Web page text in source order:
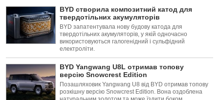
BYD створила композитний катод для
твердотільних акумуляторів
BYD запатентувала нову будову катода для
твердотільних акумуляторів, у якій одночасно
використовуються галогенідний і сульфідний
електроліти.
BYD Yangwang U8L отримав топову
версію Snowcrest Edition
Позашляховик Yangwang U8 від BYD отримав топову
розкішну версію Snowcrest Edition. Вона оздоблена